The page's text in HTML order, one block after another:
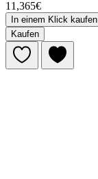
11,365€
In einem Klick kaufen
Kaufen